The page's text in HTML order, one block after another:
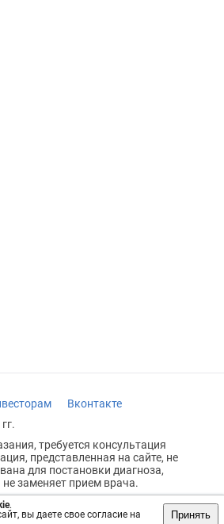
.
вы даете свое согласие на
Принять
Вконтакте
требуется консультация
представленная на сайте, не
для постановки диагноза,
заменяет прием врача.
18+